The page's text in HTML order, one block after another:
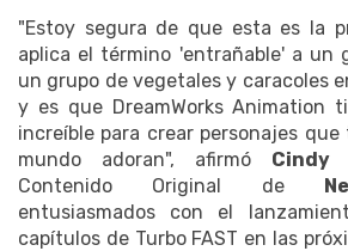
"Estoy segura de que esta es la
aplica el término 'entrañable' a un
un grupo de vegetales y caracoles
y es que DreamWorks Animation
increíble para crear personajes
mundo adoran", afirmó Cindy
Contenido Original de
entusiasmados con el
capítulos de Turbo FAST en las